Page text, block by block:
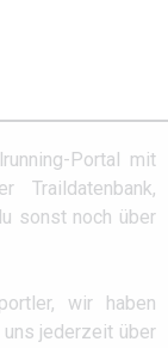
Portal mit
sonst noch über
wir haben
jederzeit über